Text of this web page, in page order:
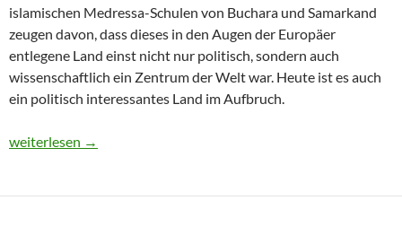
islamischen Medressa-Schulen von Buchara und Samarkand
zeugen davon, dass dieses in den Augen der Europäer
entlegene Land einst nicht nur politisch, sondern auch
wissenschaftlich ein Zentrum der Welt war. Heute ist es auch
ein politisch interessantes Land im Aufbruch.
Usbekistan 2025: Unterwegs in einem Land im Aufbruch
weiterlesen →